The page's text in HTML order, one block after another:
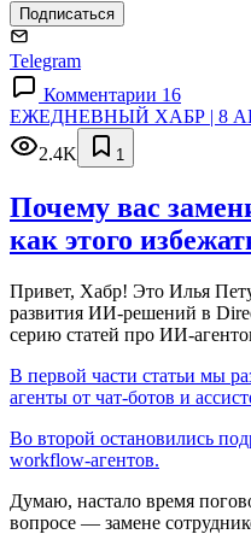
Подписаться
Telegram
Комментарии 16
ЕЖЕДНЕВНЫЙ ХАБР | 8
2.4K
1
Почему вас
как этого
Привет, Хабр! Это Илья
развития ИИ-решений в
серию статей про ИИ-
В первой части статьи мы
агенты от чат-ботов и
Во второй остановились
workflow-агентов.
Думаю, настало время
вопросе — замене